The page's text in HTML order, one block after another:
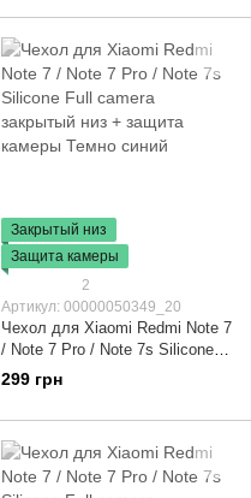
Закрытый низ
Защита камеры
2
Артикул: 00000050349_20
Чехол для Xiaomi Redmi Note 7
/ Note 7 Pro / Note 7s Silicone
Full camera закрытый низ +
защита камеры Темно синий
299 грн